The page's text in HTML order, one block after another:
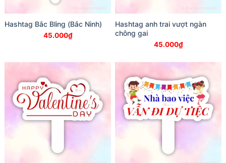
Hashtag Bắc Bling (Bắc Ninh)
45.000₫
Hashtag anh trai vượt ngàn
chông gai
45.000₫